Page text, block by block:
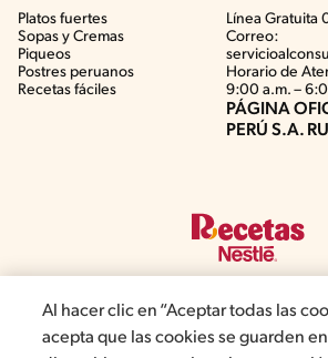
Platos fuertes
Sopas y Cremas
Piqueos
Postres peruanos
Recetas fáciles
Línea Gratuita
Correo:
Horario de
9:00 a.m. –
PÁGINA
PERÚ S.A.
Al hacer clic en “Aceptar todas las
acepta que las cookies se guarden